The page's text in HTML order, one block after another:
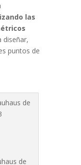
las
diseñar,
puntos de
de